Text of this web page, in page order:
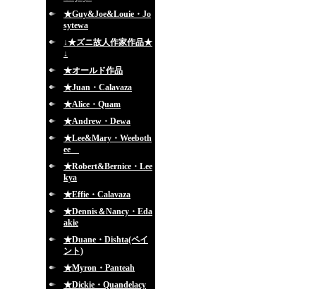
★Guy&Joe&Louie・Jo
sytewa
↓★ズニ故人作家作品★
↓
★オールド作品
★Juan・Calavaza
★Alice・Quam
★Andrew・Dewa
★Lee&Mary・Weeboth
ee
★Robert&Bernice・Lee
kya
★Effie・Calavaza
★Dennis＆Nancy・Eda
akie
★Duane・Dishta(ペイ
ント)
★Myron・Panteah
★Dickie・Quandelacy